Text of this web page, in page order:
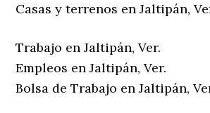
Casas y terrenos en Jaltipán,
Trabajo en Jaltipán, Ver.
Empleos en Jaltipán, Ver.
Bolsa de Trabajo en Jaltipán,